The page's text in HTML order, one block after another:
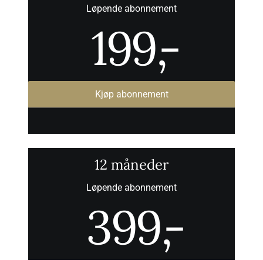
Løpende abonnement
199,-
Kjøp abonnement
12 måneder
Løpende abonnement
399,-